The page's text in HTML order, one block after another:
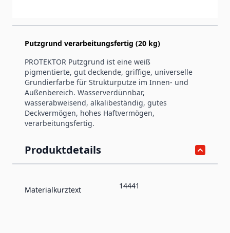
Putzgrund verarbeitungsfertig (20 kg)
PROTEKTOR Putzgrund ist eine weiß
pigmentierte, gut deckende, griffige, universelle
Grundierfarbe für Strukturputze im Innen- und
Außenbereich. Wasserverdünnbar,
wasserabweisend, alkalibeständig, gutes
Deckvermögen, hohes Haftvermögen,
verarbeitungsfertig.
Produktdetails
Materialkurztext 14441